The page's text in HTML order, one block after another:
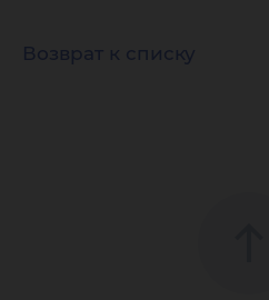
Возврат к списку